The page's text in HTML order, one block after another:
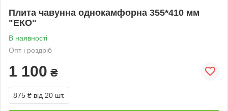
Плита чавунна однокамфорна 355*410 мм
"ЕКО"
В наявності
Опт і роздріб
1 100 ₴
875 ₴ від 20 шт.